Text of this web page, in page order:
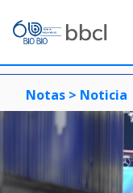
Notas > Noticia